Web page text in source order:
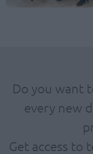
Do you want
every new
Get access to